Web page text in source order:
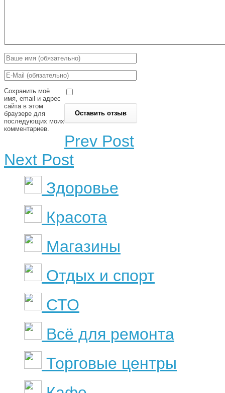
Сохранить моё
имя, email и адрес
сайта в этом
браузере для
последующих моих
комментариев.
Prev Post
Next Post
Здоровье
Красота
Магазины
Отдых и спорт
СТО
Всё для ремонта
Торговые центры